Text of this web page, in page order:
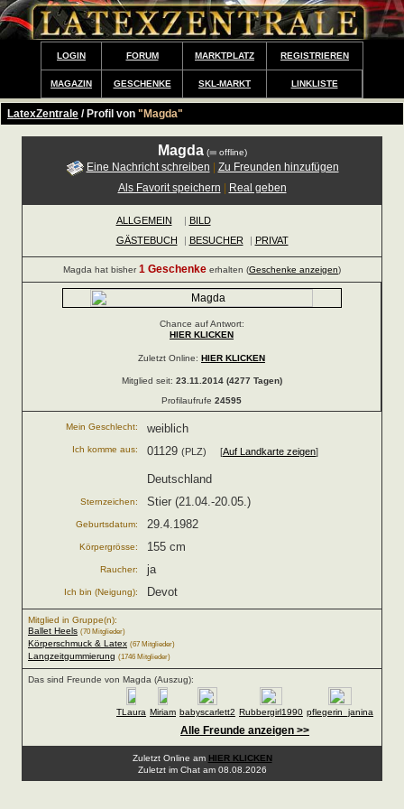
LOGIN FORUM MARKTPLATZ REGISTRIEREN
MAGAZIN GESCHENKE SKL-MARKT LINKLISTE
LatexZentrale / Profil von "Magda"
Magda ( offline)
Eine Nachricht schreiben
Zu Freunden hinzufügen
Als Favorit speichern
Real geben
ALLGEMEIN | BILD
GÄSTEBUCH
| BESUCHER | PRIVAT
Magda hat bisher1 Geschenke erhalten (Geschenke anzeigen)
Chance auf Antwort:
HIER KLICKEN
Zuletzt Online: HIER KLICKEN
Mitglied seit: 23.11.2014 (4277 Tagen)
Profilaufrufe 24595
Mein Geschlecht: weiblich
Ich komme aus: 01129 (PLZ) [Auf Landkarte zeigen]
Deutschland
Sternzeichen: Stier (21.04.-20.05.)
Geburtsdatum: 29.4.1982
Körpergrösse: 155 cm
Raucher: ja
Ich bin (Neigung): Devot
Mitglied in Gruppe(n):
Ballet Heels (70 Mitglieder)
Körperschmuck & Latex (67 Mitglieder)
Langzeitgummierung (1746 Mitglieder)
Das sind Freunde von Magda (Auszug):
TLaura Miriam babyscarlett2 Rubbergirl1990 pflegerin_janina
Alle Freunde anzeigen >>
Zuletzt Online am HIER KLICKEN
Zuletzt im Chat am 08.08.2026